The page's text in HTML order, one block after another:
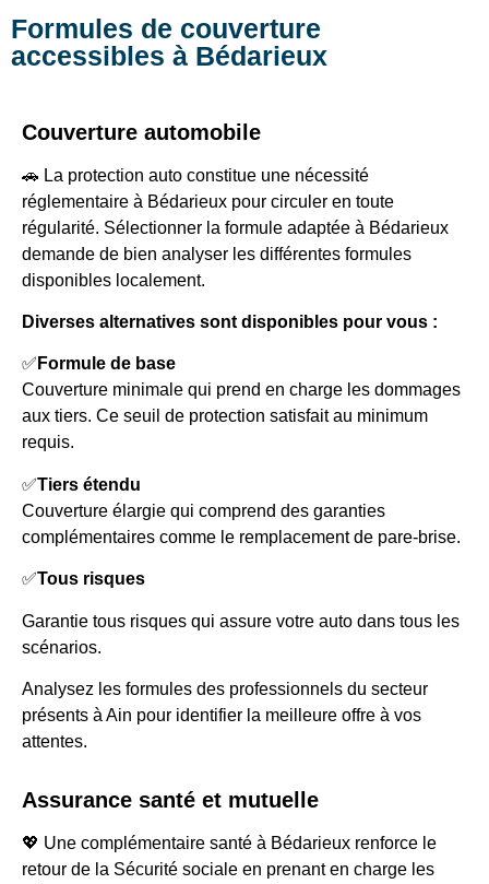
Formules de couverture
accessibles à Bédarieux
Couverture automobile
🚗 La protection auto constitue une nécessité
réglementaire à Bédarieux pour circuler en toute
régularité. Sélectionner la formule adaptée à Bédarieux
demande de bien analyser les différentes formules
disponibles localement.
Diverses alternatives sont disponibles pour vous :
✅ Formule de base
Couverture minimale qui prend en charge les dommages
aux tiers. Ce seuil de protection satisfait au minimum
requis.
✅Tiers étendu
Couverture élargie qui comprend des garanties
complémentaires comme le remplacement de pare-brise.
✅Tous risques
Garantie tous risques qui assure votre auto dans tous les
scénarios.
Analysez les formules des professionnels du secteur
présents à Ain pour identifier la meilleure offre à vos
attentes.
Assurance santé et mutuelle
💖 Une complémentaire santé à Bédarieux renforce le
retour de la Sécurité sociale en prenant en charge les